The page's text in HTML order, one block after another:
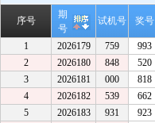
序号
期
号
试机号 奖号
1
2026179 759 993
2
2026180 848 520
3
2026181 000 818
4
2026182 539 662
5
2026183 931 923